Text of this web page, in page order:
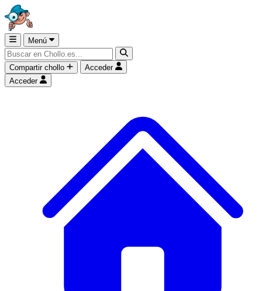
Menú
Compartir chollo
Acceder
Acceder